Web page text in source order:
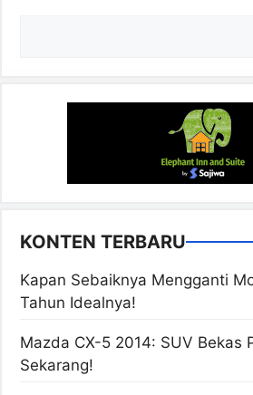
KONTEN TERBARU
Kapan Sebaiknya Mengganti
Tahun Idealnya!
Mazda CX-5 2014: SUV Bekas
Sekarang!